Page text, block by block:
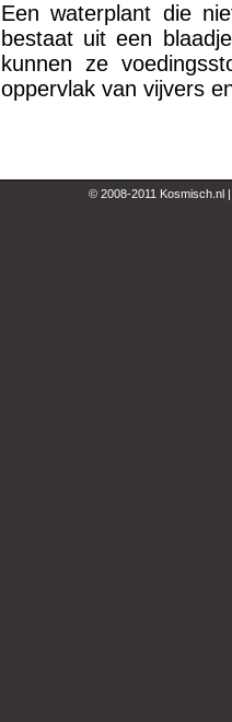
Een waterplant die
bestaat uit een
kunnen ze
oppervlak van vijvers
© 2008-2011 Kosmisch.nl